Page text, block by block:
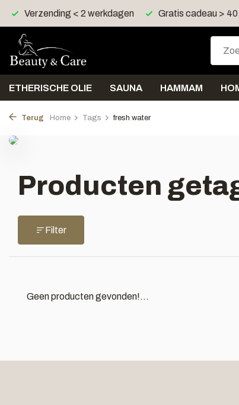
Verzending < 2 werkdagen Gratis cadeau > 40
ETHERISCHE OLIE SAUNA HAMMAM
Terug Home Tags fresh water
Producten
Filter
Geen producten gevonden!...